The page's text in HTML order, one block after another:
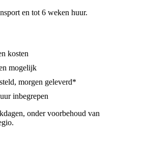
en tot 6 weken huur.
kosten
mogelijk
morgen geleverd*
inbegrepen
onder voorbehoud van